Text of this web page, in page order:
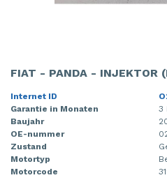
FIAT - PANDA - INJEKTOR
Internet ID
Garantie in Monaten
3
Baujahr
OE-nummer
Zustand
Motortyp
Motorcode